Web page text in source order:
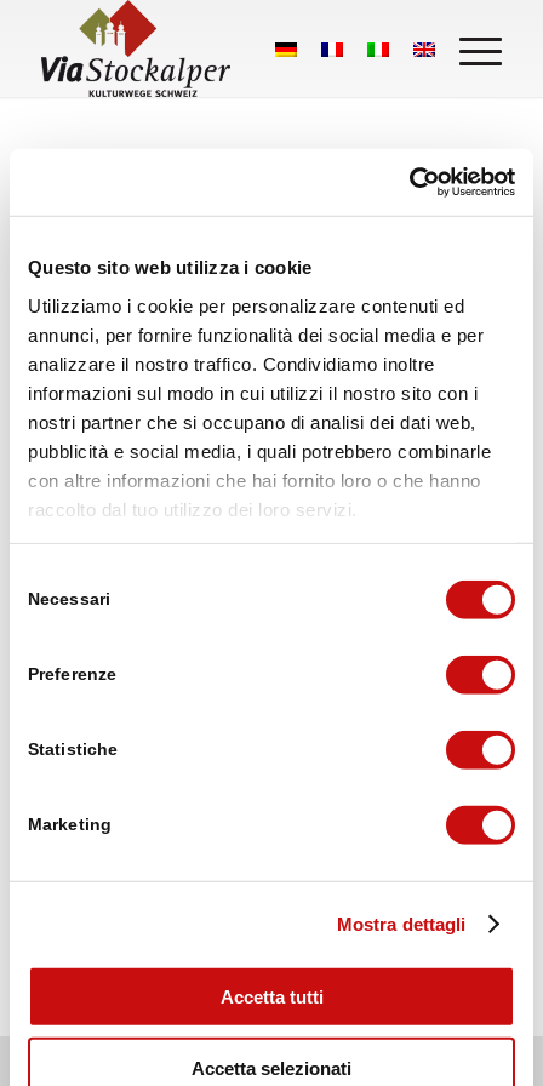
Questo sito web utilizza i cookie
Utilizziamo i cookie per personalizzare contenuti ed
annunci, per fornire funzionalità dei social media e per
analizzare il nostro traffico. Condividiamo inoltre
informazioni sul modo in cui utilizzi il nostro sito con i
nostri partner che si occupano di analisi dei dati web,
pubblicità e social media, i quali potrebbero combinarle
con altre informazioni che hai fornito loro o che hanno
raccolto dal tuo utilizzo dei loro servizi.
delNecessari
Preferenze
Statistiche
Marketing
Mostra dettagli
Accetta tutti
Accetta selezionati
Cosa dicono i nostri escursionisti:
Stockalperweg
50 Google Bewertungen
Eine Bewertung schreiben
Simplonpass war ganz schön hart mit dem
1720 Höhenmeter. Mit 10kg Rucksack. Aber
Simplon Dorf.
Verifiziert von: Trustindex
© Brig Simplon Tourismus AG